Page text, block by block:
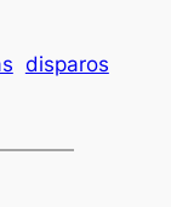
disparos